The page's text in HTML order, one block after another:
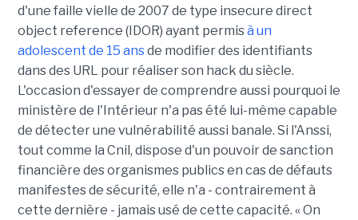
d'une faille vielle de 2007 de type insecure direct
object reference (IDOR) ayant permisà un
adolescent de 15 ansde modifier des identifiants
dans des URL pour réaliser son hack du siècle.
L'occasion d'essayer de comprendre aussi pourquoi le
ministère de l'Intérieur n'a pas été lui-même capable
de détecter une vulnérabilité aussi banale. Si l'Anssi,
tout comme la Cnil, dispose d'un pouvoir de sanction
financière des organismes publics en cas de défauts
manifestes de sécurité, elle n'a - contrairement à
cette dernière - jamais usé de cette capacité. « On